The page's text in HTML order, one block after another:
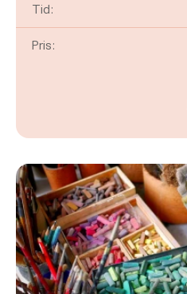
Tid:
Pris: